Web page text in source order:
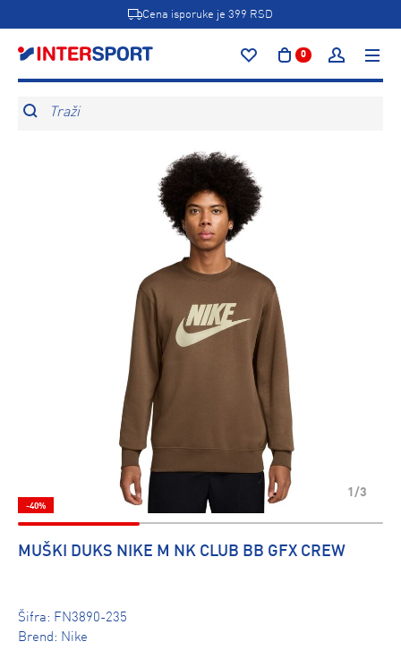
Cena isporuke je 399 RSD
0
Traži
1/3
-40%
MUŠKI DUKS NIKE M NK CLUB BB GFX CREW
Šifra: FN3890-235
Brend: Nike